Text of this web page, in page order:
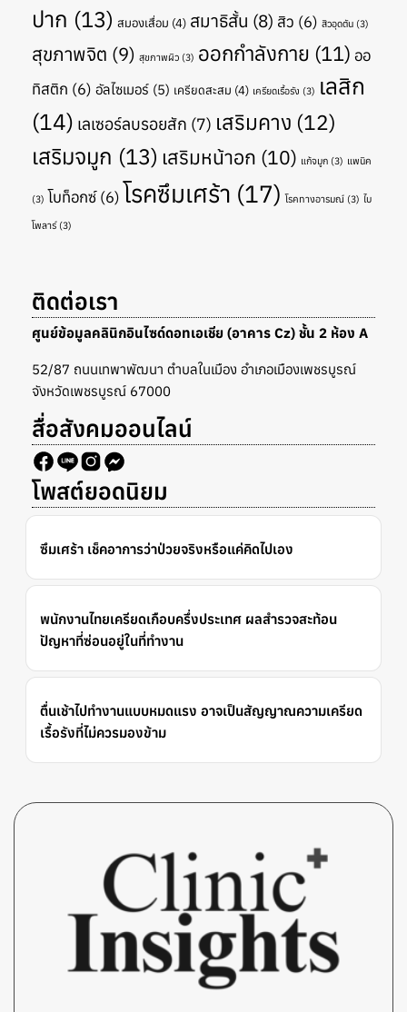
ปาก (13) สมองเสื่อม (4) สมาธิสั้น (8) สิว (6) สิวอุดตัน (3)
สุขภาพจิต (9) สุขภาพผิว (3) ออกกำลังกาย (11) ออ
ทิสติก (6) อัลไซเมอร์ (5) เครียดสะสม (4) เครียดเรื้อรัง (3) เลสิก
(14) เลเซอร์ลบรอยสัก (7) เสริมคาง (12)
เสริมจมูก (13) เสริมหน้าอก (10) แก้จมูก (3) แพนิค
(3) โบท็อกซ์(6) โรคซึมเศร้า (17) โรคทางอารมณ์ (3) ไบ
โพลาร์(3)
ติดต่อเรา
ศูนย์ข้อมูลคลินิกอินไซด์ดอทเอเชีย (อาคาร Cz) ชั้น 2 ห้อง A
52/87 ถนนเทพาพัฒนา ตำบลในเมือง อำเภอเมืองเพชรบูรณ์
จังหวัดเพชรบูรณ์ 67000
สื่อสังคมออนไลน์
โพสต์ยอดนิยม
ซึมเศร้า เช็คอาการว่าป่วยจริงหรือแค่คิดไปเอง
พนักงานไทยเครียดเกือบครึ่งประเทศ ผลสำรวจสะท้อน
ปัญหาที่ซ่อนอยู่ในที่ทำงาน
ตื่นเช้าไปทำงานแบบหมดแรง อาจเป็นสัญญาณความเครียด
เรื้อรังที่ไม่ควรมองข้าม